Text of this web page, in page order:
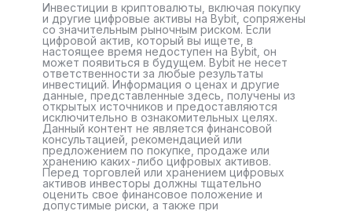
Инвестиции в криптовалюты, включая покупку
и другие цифровые активы на Bybit, сопряжены
со значительным рыночным риском. Если
цифровой актив, который вы ищете, в
настоящее время недоступен на Bybit, он
может появиться в будущем. Bybit не несет
ответственности за любые результаты
инвестиций. Информация о ценах и другие
данные, представленные здесь, получены из
открытых источников и предоставляются
исключительно в ознакомительных целях.
Данный контент не является финансовой
консультацией, рекомендацией или
предложением по покупке, продаже или
хранению каких-либо цифровых активов.
Перед торговлей или хранением цифровых
активов инвесторы должны тщательно
оценить свое финансовое положение и
допустимые риски, а также при